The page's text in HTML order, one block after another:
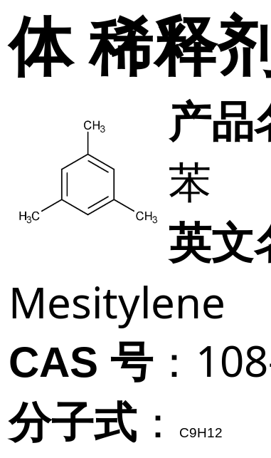
体 稀释
产品
苯
英文
Mesitylene
CAS 号：
分子式： C9H12